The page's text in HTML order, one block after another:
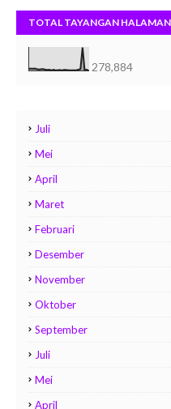
TOTAL TAYANGAN HALAMAN
278,884
Juli
Mei
April
Maret
Februari
Desember
November
Oktober
September
Juli
Mei
April